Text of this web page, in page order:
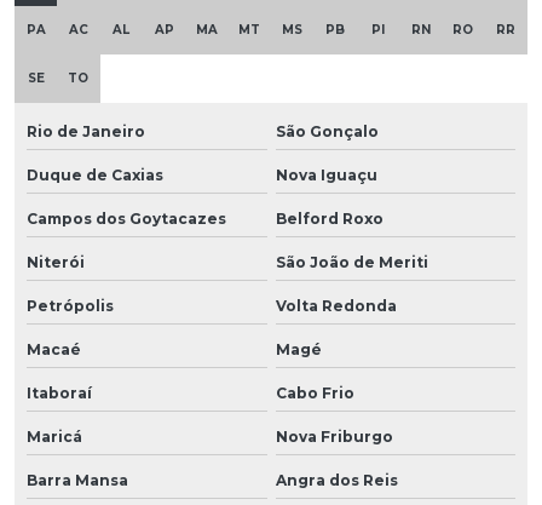
PA AC AL AP MA MT MS PB PI RN RO RR
SE TO
Rio de Janeiro São Gonçalo
Duque de Caxias Nova Iguaçu
Campos dos Goytacazes Belford Roxo
Niterói São João de Meriti
Petrópolis Volta Redonda
Macaé Magé
Itaboraí Cabo Frio
Maricá Nova Friburgo
Barra Mansa Angra dos Reis